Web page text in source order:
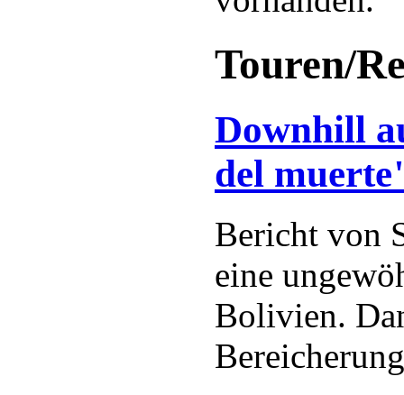
Touren/
Downhill
del
Bericht von
eine
Bolivien.